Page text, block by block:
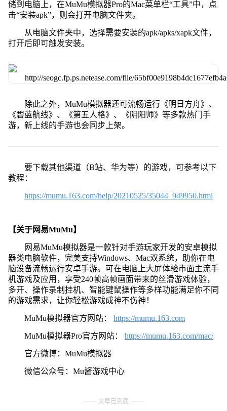
储到电脑上，在MuMu模拟器Pro的Mac菜单栏“工具”中，点
击“安装apk”，则会打开电脑文件夹。
从电脑文件夹中，选择需要安装的apk/apks/xapk文件，
打开后即可触发安装。
除此之外，MuMu模拟器还可流畅运行《明日方舟》、
《碧蓝航线》、《第五人格》、《阴阳师》等多款热门手
游，新上线的手游也会同步上架。
要下载其他渠道（B站、华为等）的游戏，可参考以下
教程：
https://mumu.163.com/help/20210525/35044_949950.html
【关于网易MuMu】
网易MuMu模拟器是一款针对手游玩家开发的安卓模拟
器类电脑软件，完美支持Windows、Mac双系统，助你在电
脑设备流畅运行安卓手游。可在电脑上大屏体验市面主流手
机游戏及应用，享受240帧高帧画面带来的丝滑游戏体验，
多开、操作录制挂机、智能键鼠操作等多样功能满足你不同
的游戏需求，让你轻松游戏成神不伤神！
MuMu模拟器官方网站： https://mumu.163.com
MuMu模拟器Pro官方网站： https://mumu.163.com/mac/
官方微博：MuMu模拟器
微信公众号：Mu酱游戏中心
文章已到底